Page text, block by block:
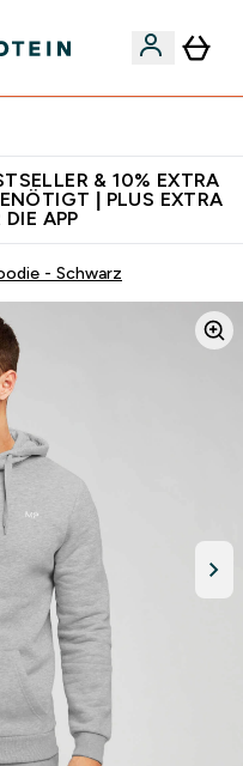
& 10% EXTRA
| PLUS EXTRA
DIE APP
- Schwarz